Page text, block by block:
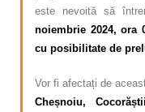
este nevoită să
noiembrie 2024, ora
cu posibilitate de
Vor fi afectați de
Cheșnoiu,